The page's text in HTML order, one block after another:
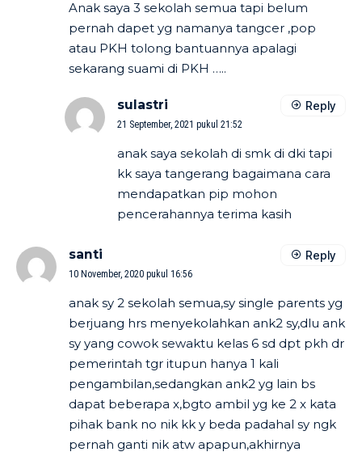
Anak saya 3 sekolah semua tapi belum
pernah dapet yg namanya tangcer ,pop
atau PKH tolong bantuannya apalagi
sekarang suami di PKH …..
sulastri
21 September, 2021 pukul 21:52
anak saya sekolah di smk di dki tapi
kk saya tangerang bagaimana cara
mendapatkan pip mohon
pencerahannya terima kasih
Reply
santi
10 November, 2020 pukul 16:56
anak sy 2 sekolah semua,sy single parents yg
berjuang hrs menyekolahkan ank2 sy,dlu ank
sy yang cowok sewaktu kelas 6 sd dpt pkh dr
pemerintah tgr itupun hanya 1 kali
pengambilan,sedangkan ank2 yg lain bs
dapat beberapa x,bgto ambil yg ke 2 x kata
pihak bank no nik kk y beda padahal sy ngk
pernah ganti nik atw apapun,akhirnya
Reply